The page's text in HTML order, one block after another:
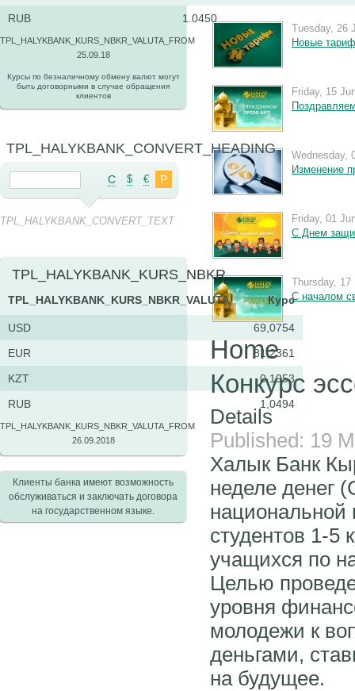
Tuesday, 26
Новые
Friday, 15
Wednesday,
Изменение
Friday, 01
С Днем
Thursday,
С началом
Home
Конкурс
Details
Published: 19
Халык Банк
неделе денег
национальной
студентов 1-5
учащихся по
Целью
уровня
молодежи к
деньгами,
на будущее.
RUB
1.0450
TPL_HALYKBANK_KURS_NBKR_VALUTA_FROM
25.09.18
Курсы по безналичному обмену валют могут
быть договорными в случае обращения
клиентов
TPL_HALYKBANK_CONVERT_HEADING
C $ € Р
TPL_HALYKBANK_CONVERT_TEXT
TPL_HALYKBANK_KURS_NBKR
TPL_HALYKBANK_KURS_NBKR_VALUTA Курс
USD
69,0754
EUR
81,2361
KZT
0,1953
RUB
1,0494
TPL_HALYKBANK_KURS_NBKR_VALUTA_FROM
26.09.2018
Клиенты банка имеют возможность
обслуживаться и заключать договора
на государственном языке.